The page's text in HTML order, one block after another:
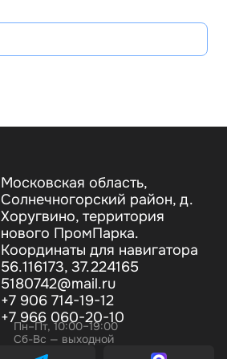
Московская область,
Солнечногорский район, д.
Хоругвино, территория
нового ПромПарка.
Координаты для навигатора
56.116173, 37.224165
5180742@mail.ru
+7 906 714-19-12
+7 966 060-20-10
Пн–Пт, 10:00–19:00
Сб-Вс — выходной